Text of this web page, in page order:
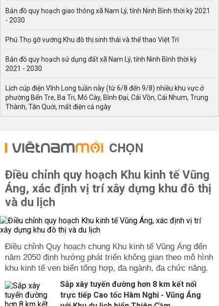
Bản đồ quy hoạch giao thông xã Nam Lý, tỉnh Ninh Bình thời kỳ 2021
- 2030
Phú Thọ gỡ vướng Khu đô thị sinh thái và thể thao Việt Trì
Bản đồ quy hoạch sử dụng đất xã Nam Lý, tỉnh Ninh Bình thời kỳ
2021 - 2030
Lịch cúp điện Vĩnh Long tuần này (từ 6/8 đến 9/8) nhiều khu vực ở
phường Bến Tre, Ba Tri, Mỏ Cày, Bình Đại, Cái Vồn, Cái Nhum, Trung
Thành, Tân Quới, mất điện cả ngày
CHỌN
Điều chỉnh quy hoạch Khu kinh tế Vũng
Áng, xác định vị trí xây dựng khu đô thị
và du lịch
Điều chỉnh Quy hoạch chung Khu kinh tế Vũng Áng đến
năm 2050 định hướng phát triển không gian theo mô hình
khu kinh tế ven biển tổng hợp, đa ngành, đa chức năng.
Sắp xây tuyến đường hơn 8 km kết nối
trực tiếp Cao tốc Hàm Nghi - Vũng Áng